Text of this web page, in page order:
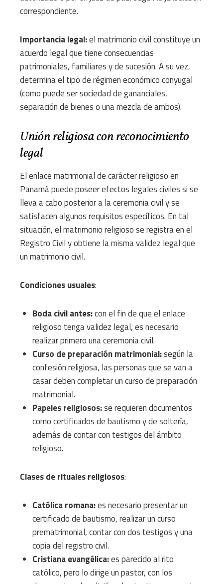
correspondiente.
Importancia legal:el matrimonio civil constituye un
acuerdo legal que tiene consecuencias
patrimoniales, familiares y de sucesión. A su vez,
determina el tipo de régimen económico conyugal
(como puede ser sociedad de gananciales,
separación de bienes o una mezcla de ambos).
Unión religiosa con reconocimiento
legal
El enlace matrimonial de carácter religioso en
Panamá puede poseer efectos legales civiles si se
lleva a cabo posterior a la ceremonia civil y se
satisfacen algunos requisitos específicos. En tal
situación, el matrimonio religioso se registra en el
Registro Civil y obtiene la misma validez legal que
un matrimonio civil.
Condiciones usuales:
Boda civil antes:con el fin de que el enlace
religioso tenga validez legal, es necesario
realizar primero una ceremonia civil.
Curso de preparación matrimonial:según la
confesión religiosa, las personas que se van a
casar deben completar un curso de preparación
matrimonial.
Papeles religiosos:se requieren documentos
como certificados de bautismo y de soltería,
además de contar con testigos del ámbito
religioso.
Clases de rituales religiosos:
Católica romana:es necesario presentar un
certificado de bautismo, realizar un curso
prematrimonial, contar con dos testigos y una
copia del registro civil.
Cristiana evangélica:es parecido al rito
católico, pero lo dirige un pastor, con los